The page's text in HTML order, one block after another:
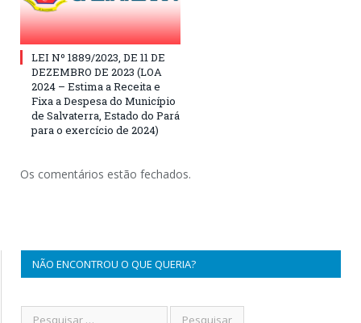
LEI Nº 1889/2023, DE 11 DE
DEZEMBRO DE 2023 (LOA
2024 – Estima a Receita e
Fixa a Despesa do Município
de Salvaterra, Estado do Pará
para o exercício de 2024)
Os comentários estão fechados.
NÃO ENCONTROU O QUE QUERIA?